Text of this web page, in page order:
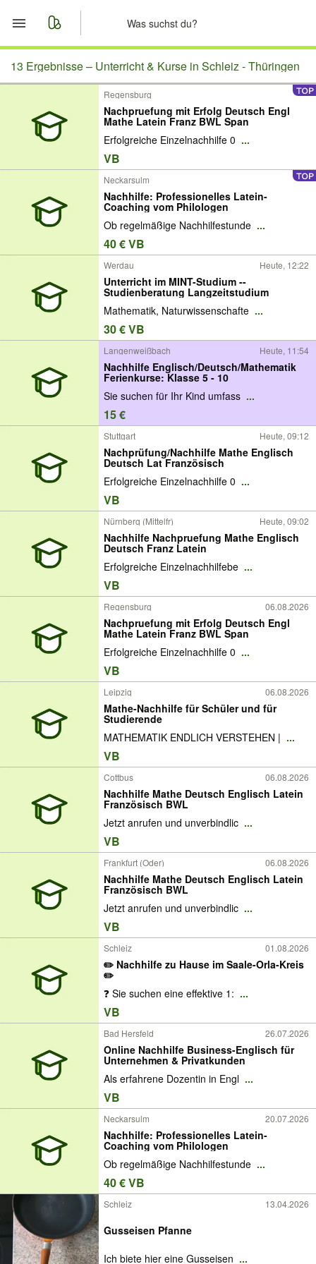
Start
Nachrichten
Anzeige aufgeben
13 Ergebnisse – Unterricht & Kurse in Schleiz - Thüringen
Regensburg
Nachpruefung mit Erfolg Deutsch Engl
Mathe Latein Franz BWL Span
Erfolgreiche Einzelnachhilfe 0 ...
VB
Neckarsulm
Nachhilfe: Professionelles Latein-
Coaching vom Philologen
Ob regelmäßige Nachhilfestunde ...
40 € VB
Werdau Heute, 12:22
Unterricht im MINT-Studium --
Studienberatung Langzeitstudium
Mathematik, Naturwissenschafte ...
30 € VB
Langenweißbach Heute, 11:54
Nachhilfe Englisch/Deutsch/Mathematik
Ferienkurse: Klasse 5 - 10
Sie suchen für Ihr Kind umfass ...
15 €
Stuttgart Heute, 09:12
Nachprüfung/Nachhilfe Mathe Englisch
Deutsch Lat Französisch
Erfolgreiche Einzelnachhilfe 0 ...
VB
Nürnberg (Mittelfr) Heute, 09:02
Nachhilfe Nachpruefung Mathe Englisch
Deutsch Franz Latein
Erfolgreiche Einzelnachhilfebe ...
VB
Regensburg 06.08.2026
Nachpruefung mit Erfolg Deutsch Engl
Mathe Latein Franz BWL Span
Erfolgreiche Einzelnachhilfe 0 ...
VB
Leipzig 06.08.2026
Mathe-Nachhilfe für Schüler und für
Studierende
MATHEMATIK ENDLICH VERSTEHEN | ...
VB
Cottbus 06.08.2026
Nachhilfe Mathe Deutsch Englisch Latein
Französisch BWL
Jetzt anrufen und unverbindlic ...
VB
Frankfurt (Oder) 06.08.2026
Nachhilfe Mathe Deutsch Englisch Latein
Französisch BWL
Jetzt anrufen und unverbindlic ...
VB
Schleiz 01.08.2026
✏️ Nachhilfe zu Hause im Saale-Orla-Kreis
✏️
❓ Sie suchen eine effektive 1: ...
VB
Bad Hersfeld 26.07.2026
Online Nachhilfe Business-Englisch für
Unternehmen & Privatkunden
Als erfahrene Dozentin in Engl ...
VB
Neckarsulm 20.07.2026
Nachhilfe: Professionelles Latein-
Coaching vom Philologen
Ob regelmäßige Nachhilfestunde ...
40 € VB
Schleiz 13.04.2026
Gusseisen Pfanne
Ich biete hier eine Gusseisen ...